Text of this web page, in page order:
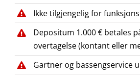
Ikke tilgjengelig for
Depositum 1.000 € betales
overtagelse (kontant eller
Gartner og bassengservice